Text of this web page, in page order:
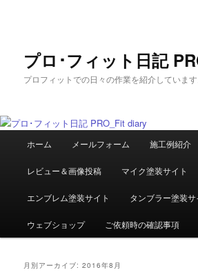
へ
移
プロ･フィット日記
プロフィットでの日々の作業を紹介しています
ホーム メールフォーム 施工例紹介
レビュー＆画像投稿 マイク塗装サイト
エンブレム塗装サイト タンブラー塗装サ
ウェブショップ ご依頼時の確認事項
月別アーカイブ:2016年8月